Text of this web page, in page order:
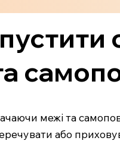
межі та
або